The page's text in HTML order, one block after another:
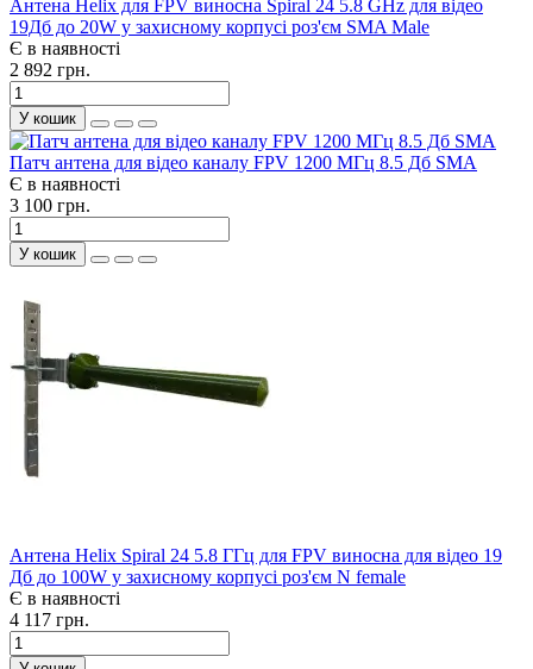
Антена Helix для FPV виносна Spiral 24 5.8 GHz для відео
19Дб до 20W у захисному корпусі роз'єм SMA Male
Є в наявності
2 892 грн.
У кошик
Патч антена для відео каналу FPV 1200 МГц 8.5 Дб SMA
Є в наявності
3 100 грн.
У кошик
Антена Helix Spiral 24 5.8 ГГц для FPV виносна для відео 19
Дб до 100W у захисному корпусі роз'єм N female
Є в наявності
4 117 грн.